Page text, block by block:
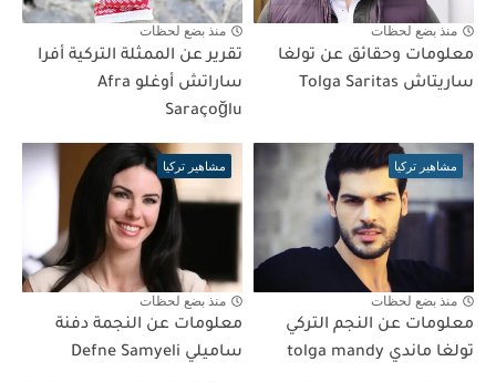
منذ بضع لحظات
معلومات وحقائق عن تولغا
ساريتاش Tolga Saritas
منذ بضع لحظات
تقرير عن الممثلة التركية أفرا
ساراتش أوغلو Afra
Saraçoğlu
مشاهير تركيا
منذ بضع لحظات
معلومات عن النجم التركي
تولغا ماندي tolga mandy
مشاهير تركيا
منذ بضع لحظات
معلومات عن النجمة دفنة
ساميلي Defne Samyeli